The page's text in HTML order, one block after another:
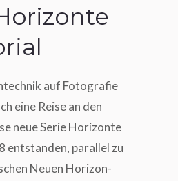
auf Foto­gra­fie
eine Rei­se an den
neue Serie Hori­zon­te
ent­stan­den, par­al­lel zu
Neu­en Hori­zon­